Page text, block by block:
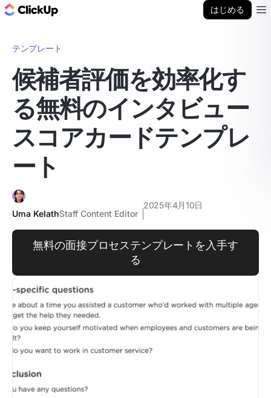
はじめる
テンプレート
候補者評価を効率化す
る無料のインタビュー
スコアカードテンプレ
ート
Uma KelathStaff Content Editor
2025年4月10日
無料の面接プロセステンプレートを入手す
る